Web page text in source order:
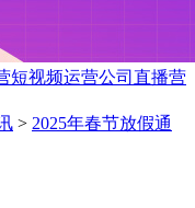
短视频运营公司 直播营
> 2025年春节放假通